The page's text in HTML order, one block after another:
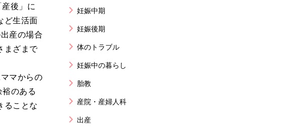
後」に
ど生活面
産の場合
まざまで
マからの
のある
ることな
妊娠中期
妊娠後期
体のトラブル
妊娠中の暮らし
胎教
産院・産婦人科
出産